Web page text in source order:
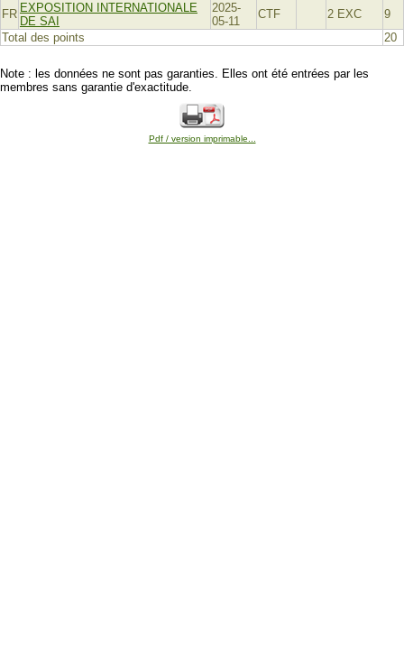
FR EXPOSITION INTERNATIONALE
DE SAI
2025-
05-11
CTF 2 EXC
9
Total des points
20
Note : les données ne sont pas garanties. Elles ont été entrées par les
membres sans garantie d'exactitude.
Pdf / version imprimable...